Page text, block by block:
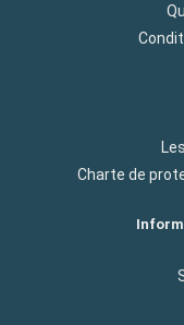
Charte de